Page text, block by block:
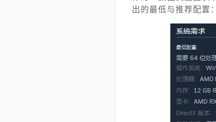
出的最低与推荐配置：